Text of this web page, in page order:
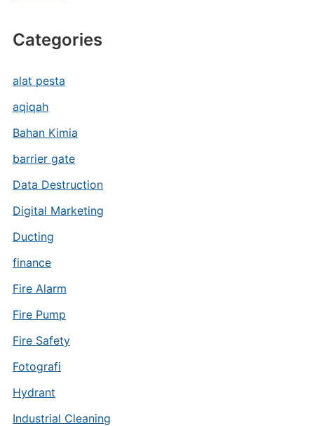
Categories
alat pesta
aqiqah
Bahan Kimia
barrier gate
Data Destruction
Digital Marketing
Ducting
finance
Fire Alarm
Fire Pump
Fire Safety
Fotografi
Hydrant
Industrial Cleaning